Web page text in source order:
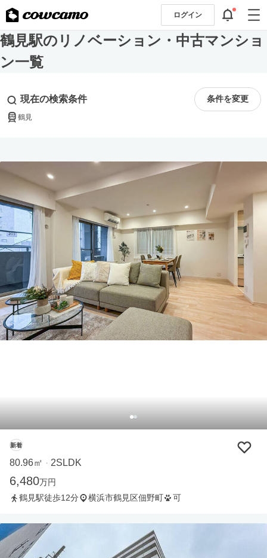
ログイン
鶴見駅のリノベーション・中古マンショ
ン一覧
現在の検索条件 条件を変更
鶴見
新着
80.96㎡ ・ 2SLDK
6,480万円
鶴見駅徒歩12分
横浜市鶴見区佃野町 可